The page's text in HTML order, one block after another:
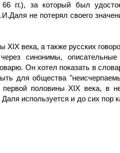
гг.), за который был
не потерял своего
XIX века, а также русских
синонимы,
Он хотел показать в
для общества
первой половины XIX века, в
используется и до сих пор